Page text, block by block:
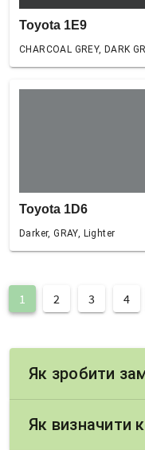
Toyota 1E9
CHARCOAL GREY, DARK
Toyota 1D6
Darker, GRAY, Lighter
1 2 3 4
Як зробити
Як визначити